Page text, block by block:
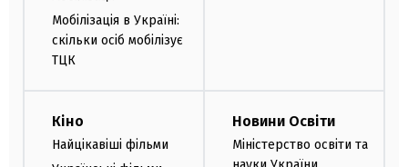
Мобілізація в Україні:
скільки осіб мобілізує
ТЦК
Кіно
Найцікавіші фільми
Новини Освіти
Міністерство освіти та